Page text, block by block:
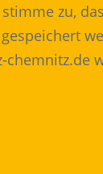
zu,
chemnitz.de